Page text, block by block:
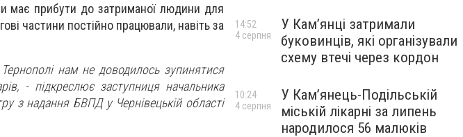
має прибути до затриманої людини для
частини постійно працювали, навіть за
нам не доводилось зупинятися
- підкреслює заступниця начальника
з надання БВПД у Чернівецькій області
У Кам’янці затримали
буковинців, які організували
схему втечі через кордон
14:52
4 серпня
У Кам’янець-Подільській
міській лікарні за липень
народилося 56 малюків
10:24
4 серпня